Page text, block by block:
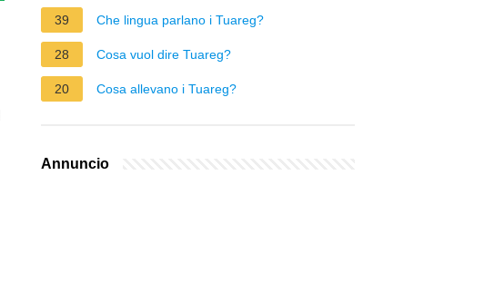
39 Che lingua parlano i Tuareg?
28 Cosa vuol dire Tuareg?
20 Cosa allevano i Tuareg?
Annuncio